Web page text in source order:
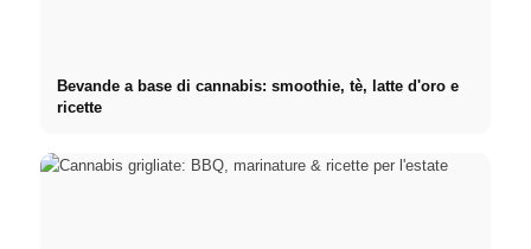
Bevande a base di cannabis: smoothie, tè, latte d'oro e
ricette